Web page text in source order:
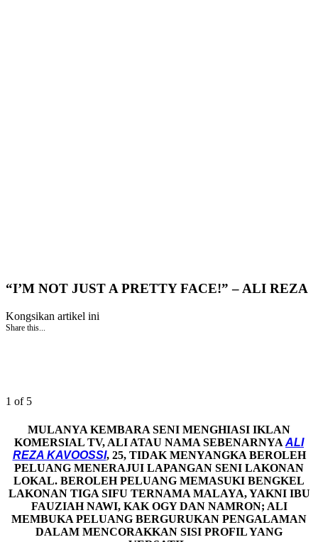
“I’M NOT JUST A PRETTY FACE!” – ALI REZA
Kongsikan artikel ini
Share this...
1 of 5
MULANYA KEMBARA SENI MENGHIASI IKLAN
KOMERSIAL TV, ALI ATAU NAMA SEBENARNYA ALI
REZA KAVOOSSI, 25, TIDAK MENYANGKA BEROLEH
PELUANG MENERAJUI LAPANGAN SENI LAKONAN
LOKAL. BEROLEH PELUANG MEMASUKI BENGKEL
LAKONAN TIGA SIFU TERNAMA MALAYA, YAKNI IBU
FAUZIAH NAWI, KAK OGY DAN NAMRON; ALI
MEMBUKA PELUANG BERGURUKAN PENGALAMAN
DALAM MENCORAKKAN SISI PROFIL YANG